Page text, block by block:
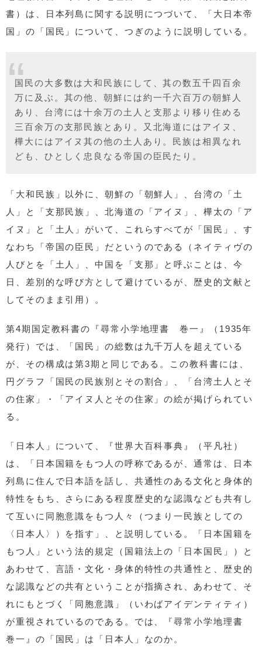
書）は、日本列島に関する説明につづいて、「大日本帝
国」の「国民」について、つぎのように説明している。
国民の大多数は大和民族にして、其の数五千四百余
万に及ぶ。其の他、朝鮮には約一千六百万の朝鮮人
あり、台湾には十余万の土人と支那より移り住める
三百余万の支那民族とあり。又北海道にはアイヌ、
樺大にはアイヌ其の他の土人あり。民族は相異なれ
ども、ひとしく忠良なる帝国の臣民たり。
「大和民族」以外に、朝鮮の「朝鮮人」、台湾の「土
人」と「支那民族」、北海道の「アイヌ」、樺太の「ア
イヌ」と「土人」がいて、これらすべてが「国民」、す
なわち「帝国の臣民」だというのである（ネイティヴの
人びとを「土人」、中国を「支那」と呼ぶことは、今
日、差別的な呼び方として避けているが、歴史的文献と
してそのまま引用）。
第4期国定教科書の『尋常小学地理書 巻一』（1935年
発行）では、「国民」の総数は九千万人を超えている
が、その構成は第3期と同じである。この教科書には、
円グラフ「国民の民族別とその割合」、「台湾土人とそ
の住家」・「アイヌ人とその住家」の絵が掲げられてい
る。
「日本人」について、『世界大百科事典』（平凡社）
は、「日本国籍をもつ人の呼称であるが、通常は、日本
列島に住んで日本語を話し、共通性のある文化と身体的
特性をもち、さらにある程度歴史的な認識なども共有し
て互いに同胞意識をもつ人々（つまり一民族としての
〈日本人〉）を指す」、と説明している。「日本国籍を
もつ人」という法的規定（国籍法上の「日本国民」）と
あわせて、言語・文化・身体的特性の共通性と、歴史的
な認識などの共有ということが指摘され、あわせて、そ
れにもとづく「同胞意識」（いわばアイデンティティ）
が重視されているのである。では、『尋常小学地理書
巻一』の「国民」は「日本人」なのか。